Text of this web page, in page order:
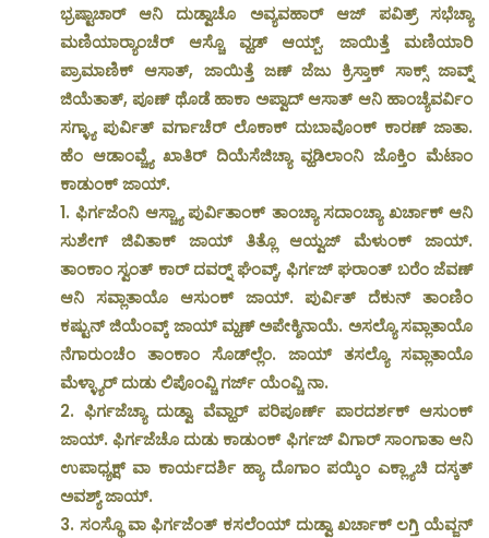
ಭ್ರಷ್ಟಾಚಾರ್ ಆನಿ ದುಡ್ವಾಚೊ ಅವ್ಯವಹಾರ್ ಆಜ್ ಪವಿತ್ರ್ ಸಭೆಚ್ಯಾ
ಮಣಿಯಾರ‍್ಯಾಂಚೆರ್ ಆಸ್ಚೊ ವ್ಹಡ್ ಆಯ್ಬ್. ಜಾಯಿತ್ತೆ ಮಣಿಯಾರಿ
ಪ್ರಾಮಾಣಿಕ್ ಆಸಾತ್, ಜಾಯಿತ್ತೆ ಜಣ್ ಜೆಜು ಕ್ರಿಸ್ತಾಕ್ ಸಾಕ್ಸ್ ಜಾವ್ನ್
ಜಿಯೆತಾತ್, ಪೂಣ್ ಥೊಡೆ ಹಾಕಾ ಅಪ್ವಾದ್ ಆಸಾತ್ ಆನಿ ಹಾಂಚ್ಯೆವರ್ವಿಂ
ಸಗ್ಳ್ಯಾ ಪುರ್ವಿತ್ ವರ್ಗಾಚೆರ್ ಲೊಕಾಕ್ ದುಬಾವೊಂಕ್ ಕಾರಣ್ ಜಾತಾ.
ಹೆಂ ಆಡಾಂವ್ಚ್ಯೆ ಖಾತಿರ್ ದಿಯೆಸೆಜಿಚ್ಯಾ ವ್ಹಡಿಲಾಂನಿ ಜೊಕ್ತಿಂ ಮೆಟಾಂ
ಕಾಡುಂಕ್ ಜಾಯ್.
1. ಫಿರ್ಗಜೆಂನಿ ಆಸ್ಚ್ಯಾ ಪುರ್ವಿತಾಂಕ್ ತಾಂಚ್ಯಾ ಸದಾಂಚ್ಯಾ ಖರ್ಚಾಕ್ ಆನಿ
ಸುಶೇಗ್ ಜಿವಿತಾಕ್ ಜಾಯ್ ತಿತ್ಲೊ ಆಯ್ವಜ್ ಮೆಳುಂಕ್ ಜಾಯ್.
ತಾಂಕಾಂ ಸ್ವಂತ್ ಕಾರ್ ದವರ‍್ನ್ ಘೆಂವ್ಕ್, ಫಿರ್ಗಜ್ ಘರಾಂತ್ ಬರೆಂ ಜೆವಣ್
ಆನಿ ಸವ್ಲಾತಾಯೊ ಆಸುಂಕ್ ಜಾಯ್. ಪುರ್ವಿತ್ ದೆಕುನ್ ತಾಂಣಿಂ
ಕಷ್ಟುನ್ ಜಿಯೆಂವ್ಕ್ ಜಾಯ್ ಮ್ಹಣ್ ಅಪೇಕ್ಶಿನಾಯೆ. ಅಸಲ್ಯೊ ಸವ್ಲಾತಾಯೊ
ನೆಗಾರುಂಚೆಂ ತಾಂಕಾಂ ಸೊಡ್‌ಲ್ಲೆಂ. ಜಾಯ್ ತಸಲ್ಯೊ ಸವ್ಲಾತಾಯೊ
ಮೆಳ್ಳ್ಯಾರ್ ದುಡು ಲಿಪೊಂವ್ಚಿ ಗರ್ಜ್ ಯೆಂವ್ಚಿ ನಾ.
2. ಫಿರ್ಗಜೆಚ್ಯಾ ದುಡ್ವಾ ವೆವ್ಹಾರ್ ಪರಿಪೂರ್ಣ್ ಪಾರದರ್ಶಕ್ ಆಸುಂಕ್
ಜಾಯ್. ಫಿರ್ಗಜೆಚೊ ದುಡು ಕಾಡುಂಕ್ ಫಿರ್ಗಜ್ ವಿಗಾರ್ ಸಾಂಗಾತಾ ಆನಿ
ಉಪಾಧ್ಯಕ್ಷ್ ವಾ ಕಾರ್ಯದರ್ಶಿ ಹ್ಯಾ ದೊಗಾಂ ಪಯ್ಕಿಂ ಎಕ್ಲ್ಯಾಚಿ ದಸ್ಕತ್
ಅವಶ್ಯ್ ಜಾಯ್.
3. ಸಂಸ್ಥೊ ವಾ ಫಿರ್ಗಜೆಂತ್ ಕಸಲೆಂಯ್ ದುಡ್ವಾ ಖರ್ಚಾಕ್ ಲಗ್ತಿ ಯೆವ್ಜನ್